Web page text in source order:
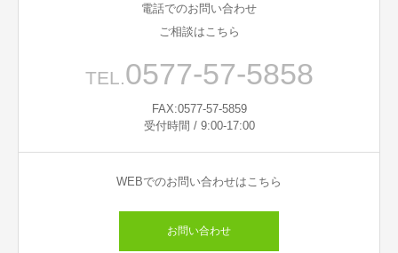
電話でのお問い合わせ
ご相談はこちら
TEL. 0577-57-5858
FAX:0577-57-5859
受付時間 / 9:00-17:00
WEBでのお問い合わせはこちら
お問い合わせ